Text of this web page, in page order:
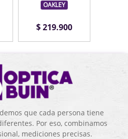
OAKLEY
$ 219.900
que cada persona tiene
Por eso, combinamos
mediciones precisas.